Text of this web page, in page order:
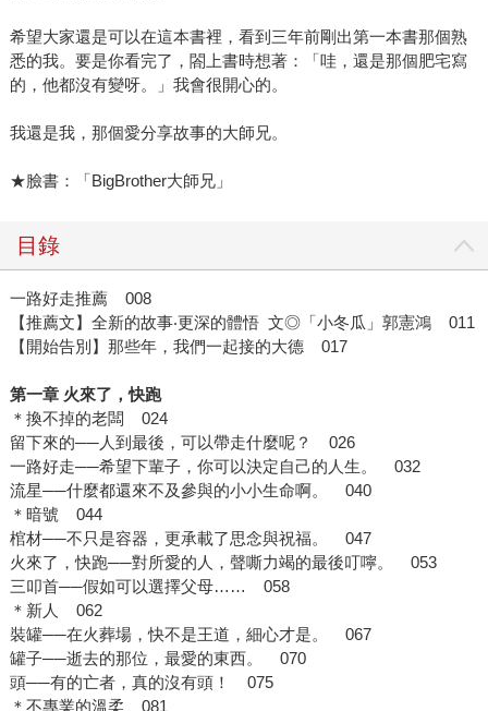
希望大家還是可以在這本書裡，看到三年前剛出第一本書那個熟
悉的我。要是你看完了，閤上書時想著：「哇，還是那個肥宅寫
的，他都沒有變呀。」我會很開心的。
我還是我，那個愛分享故事的大師兄。
★臉書：「BigBrother大師兄」
目錄
一路好走推薦 008
【推薦文】全新的故事‧更深的體悟 文◎「小冬瓜」郭憲鴻 011
【開始告別】那些年，我們一起接的大德 017
第一章 火來了，快跑
＊換不掉的老闆 024
留下來的──人到最後，可以帶走什麼呢？ 026
一路好走──希望下輩子，你可以決定自己的人生。 032
流星──什麼都還來不及參與的小小生命啊。 040
＊暗號 044
棺材──不只是容器，更承載了思念與祝福。 047
火來了，快跑──對所愛的人，聲嘶力竭的最後叮嚀。 053
三叩首──假如可以選擇父母…… 058
＊新人 062
裝罐──在火葬場，快不是王道，細心才是。 067
罐子──逝去的那位，最愛的東西。 070
頭──有的亡者，真的沒有頭！ 075
＊不專業的溫柔 081